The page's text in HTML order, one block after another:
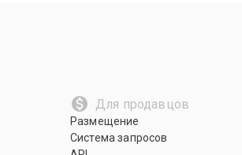
Для продавцов
Размещение
Система запросов